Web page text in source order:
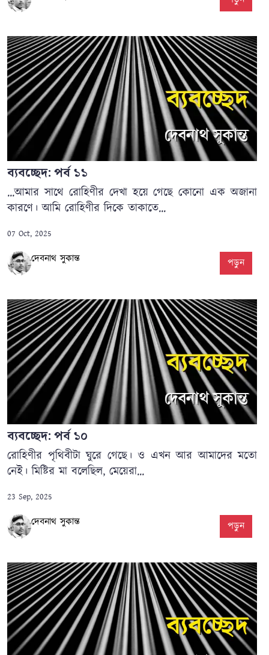
ব্যবচ্ছেদ: পর্ব ১১
...আমার সাথে রোহিণীর দেখা হয়ে গেছে কোনো এক অজানা
কারণে। আমি রোহিণীর দিকে তাকাতে...
07 Oct, 2025
দেবনাথ সুকান্ত পড়ুন
ব্যবচ্ছেদ: পর্ব ১০
রোহিণীর পৃথিবীটা ঘুরে গেছে। ও এখন আর আমাদের মতো
নেই। মিষ্টির মা বলেছিল, মেয়েরা...
23 Sep, 2025
দেবনাথ সুকান্ত পড়ুন